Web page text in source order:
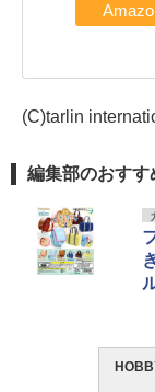
(C)tarlin
編集部のおすす